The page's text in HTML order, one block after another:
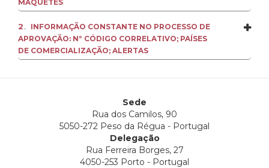
MAQUETES
2.
INFORMAÇÃO CONSTANTE NO PROCESSO DE
APROVAÇÃO: Nº CÓDIGO CORRELATIVO; PAÍSES
DE COMERCIALIZAÇÃO; ALERTAS
Sede
Rua dos Camilos, 90
5050-272 Peso da Régua - Portugal
Delegação
Rua Ferreira Borges, 27
4050-253 Porto - Portugal